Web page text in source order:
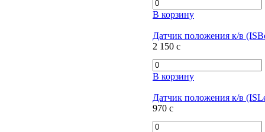
В корзину
Датчик положения к/в
2 150 c
В корзину
Датчик положения к/в
970 c